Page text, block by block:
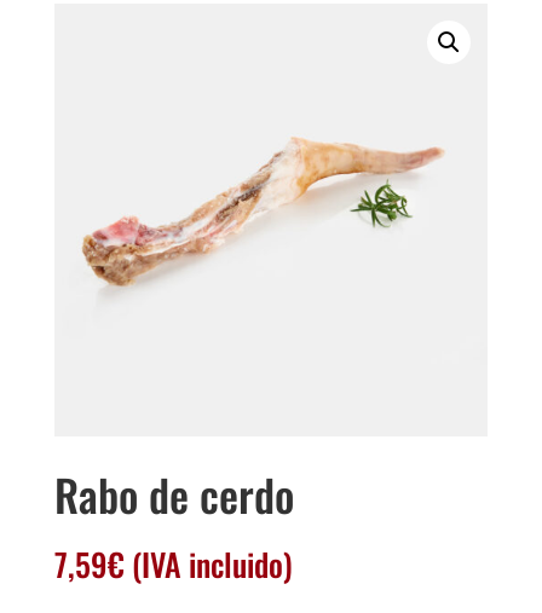
Rabo de cerdo
7,59€ (IVA incluido)